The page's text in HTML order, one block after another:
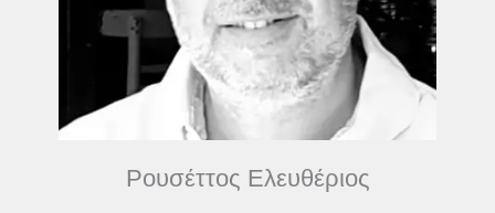
Ρουσέττος Ελευθέριος